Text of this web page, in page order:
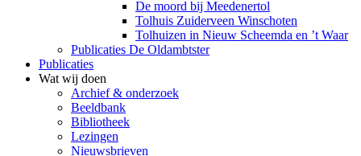
De moord bij Meedenertol
Tolhuis Zuiderveen Winschoten
Tolhuizen in Nieuw Scheemda en ’t Waar
Publicaties De Oldambtster
Publicaties
Wat wij doen
Archief & onderzoek
Beeldbank
Bibliotheek
Lezingen
Nieuwsbrieven